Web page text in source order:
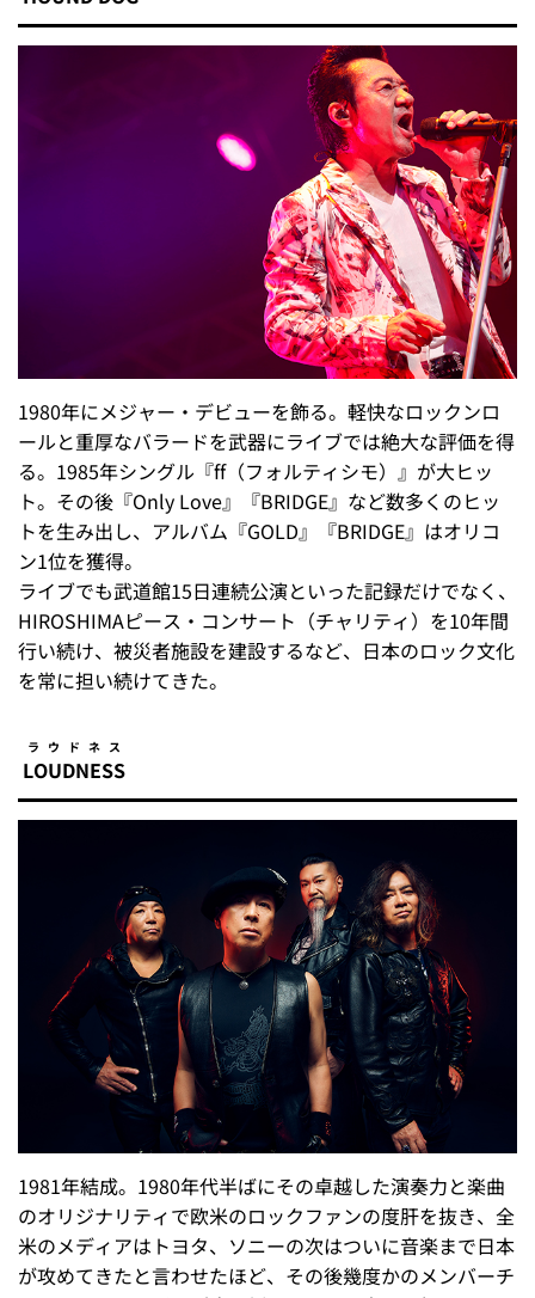
1980年にメジャー・デビューを飾る。軽快なロックンロ
ールと重厚なバラードを武器にライブでは絶大な評価を得
る。1985年シングル『ff（フォルティシモ）』が大ヒッ
ト。その後『Only Love』『BRIDGE』など数多くのヒッ
トを生み出し、アルバム『GOLD』『BRIDGE』はオリコ
ン1位を獲得。
ライブでも武道館15日連続公演といった記録だけでなく、
HIROSHIMAピース・コンサート（チャリティ）を10年間
行い続け、被災者施設を建設するなど、日本のロック文化
を常に担い続けてきた。
LOUDNESS
ラウドネス
1981年結成。1980年代半ばにその卓越した演奏力と楽曲
のオリジナリティで欧米のロックファンの度肝を抜き、全
米のメディアはトヨタ、ソニーの次はついに音楽まで日本
が攻めてきたと言わせたほど、その後幾度かのメンバーチ